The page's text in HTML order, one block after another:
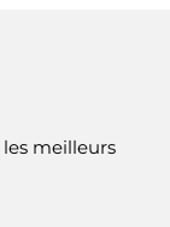
meilleurs